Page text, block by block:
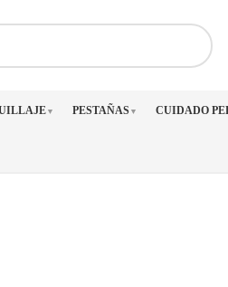
▼ PESTAÑAS ▼ CUIDADO